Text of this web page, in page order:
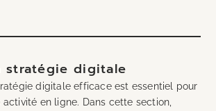
stratégie digitale
digitale efficace est essentiel pour
en ligne. Dans cette section,